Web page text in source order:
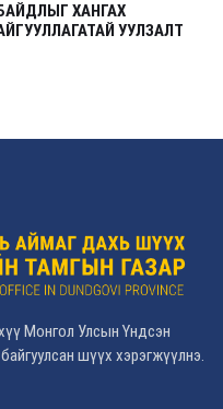
ХАНГАХ
УУЛЗАЛТ
Монгол Улсын Үндсэн
шүүх хэрэгжүүлнэ.